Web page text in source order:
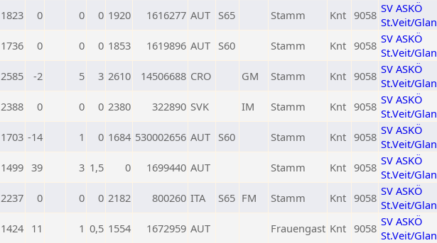
1823 0 0 0 1920 1616277 AUT S65 Stamm Knt 9058 SV ASKÖ
St.Veit/Glan
1736 0 0 0 1853 1619896 AUT S60 Stamm Knt 9058 SV ASKÖ
St.Veit/Glan
2585 -2 5 3 2610 14506688 CRO GM Stamm Knt 9058 SV ASKÖ
St.Veit/Glan
2388 0 0 0 2380 322890 SVK IM Stamm Knt 9058 SV ASKÖ
St.Veit/Glan
1703 -14 1 0 1684 530002656 AUT S60 Stamm Knt 9058 SV ASKÖ
St.Veit/Glan
1499 39 3 1,5 0 1699440 AUT Stamm Knt 9058 SV ASKÖ
St.Veit/Glan
2237 0 0 0 2182 800260 ITA S65 FM Stamm Knt 9058 SV ASKÖ
St.Veit/Glan
1424 11 1 0,5 1554 1672959 AUT Frauengast Knt 9058 SV ASKÖ
St.Veit/Glan